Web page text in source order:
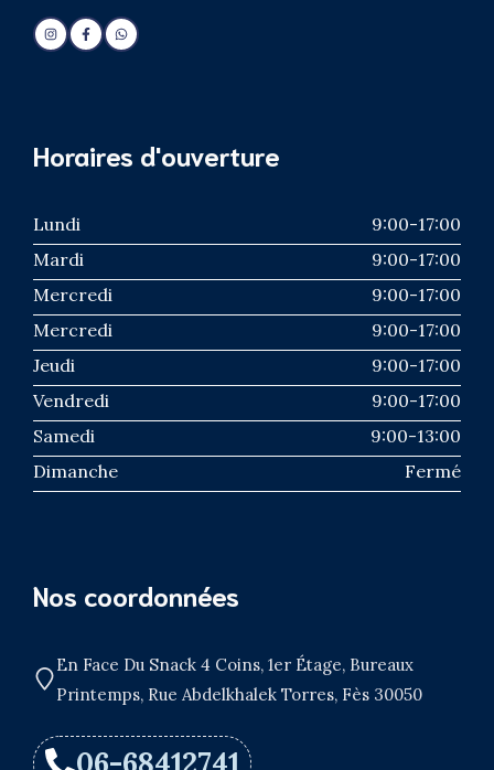
Horaires d'ouverture
Lundi
9:00-17:00
Mardi
9:00-17:00
Mercredi
9:00-17:00
Mercredi
9:00-17:00
Jeudi
9:00-17:00
Vendredi
9:00-17:00
Samedi
9:00-13:00
Dimanche
Fermé
Nos coordonnées
En Face Du Snack 4 Coins, 1er Étage, Bureaux
Printemps, Rue Abdelkhalek Torres, Fès 30050